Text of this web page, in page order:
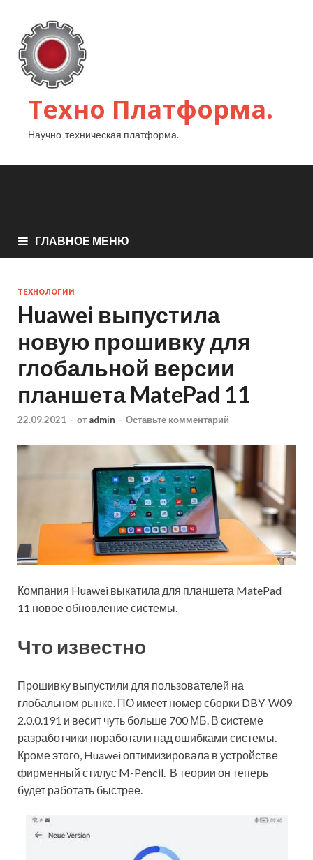
Техно Платформа.
Научно-техническая платформа.
ГЛАВНОЕ МЕНЮ
ТЕХНОЛОГИИ
Huawei выпустила
новую прошивку для
глобальной версии
планшета MatePad 11
22.09.2021 - от admin - Оставьте комментарий
Компания Huawei выкатила для планшета MatePad
11 новое обновление системы.
Что известно
Прошивку выпустили для пользователей на
глобальном рынке. ПО имеет номер сборки DBY-W09
2.0.0.191 и весит чуть больше 700 МБ. В системе
разработчики поработали над ошибками системы.
Кромеэтого, Huawei оптимизировала в устройстве
фирменный стилус M-Pencil. В теории он теперь
будет работать быстрее.